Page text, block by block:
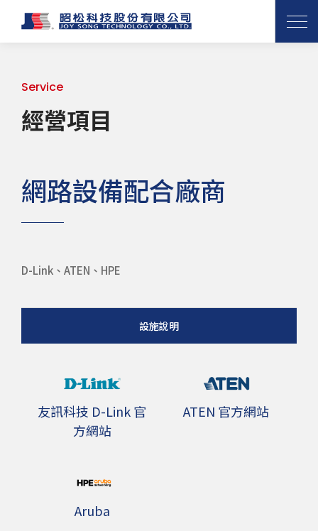
Service
經營項目
網路設備配合廠商
D-Link、ATEN、HPE
設施說明
友訊科技 D-Link 官
方網站
ATEN 官方網站
Aruba